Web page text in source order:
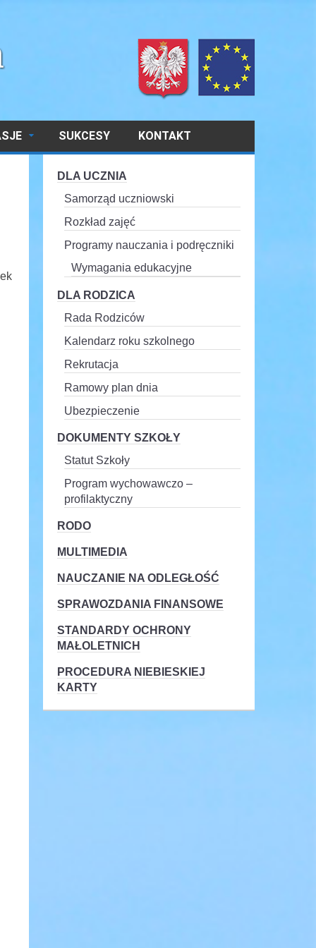
SUKCESY KONTAKT
DLA UCZNIA
Samorząd uczniowski
Rozkład zajęć
Programy nauczania i podręczniki
Wymagania edukacyjne
DLA RODZICA
Rada Rodziców
Kalendarz roku szkolnego
Rekrutacja
Ramowy plan dnia
Ubezpieczenie
DOKUMENTY SZKOŁY
Statut Szkoły
Program wychowawczo –
profilaktyczny
RODO
MULTIMEDIA
NAUCZANIE NA ODLEGŁOŚĆ
SPRAWOZDANIA FINANSOWE
STANDARDY OCHRONY
MAŁOLETNICH
PROCEDURA NIEBIESKIEJ
KARTY